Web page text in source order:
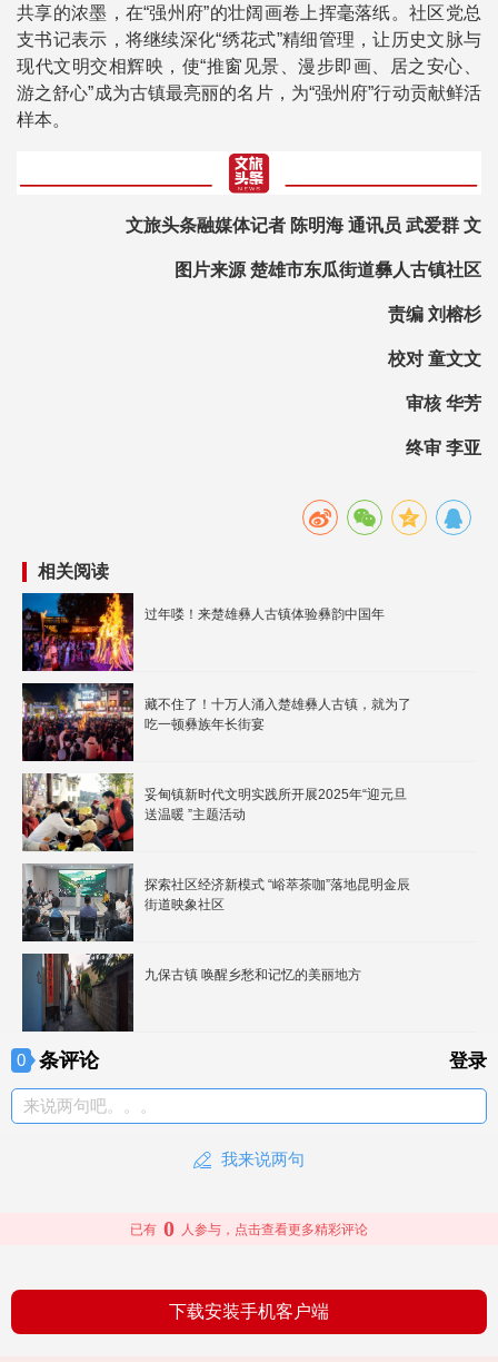
共享的浓墨，在“强州府”的壮阔画卷上挥毫落纸。社区党总
支书记表示，将继续深化“绣花式”精细管理，让历史文脉与
现代文明交相辉映，使“推窗见景、漫步即画、居之安心、
游之舒心”成为古镇最亮丽的名片，为“强州府”行动贡献鲜活
样本。
文旅头条融媒体记者 陈明海 通讯员 武爱群 文
图片来源 楚雄市东瓜街道彝人古镇社区
责编 刘榕杉
校对 童文文
审核 华芳
终审 李亚
相关阅读
过年喽！来楚雄彝人古镇体验彝韵中国年
藏不住了！十万人涌入楚雄彝人古镇，就为了
吃一顿彝族年长街宴
妥甸镇新时代文明实践所开展2025年“迎元旦
送温暖 ”主题活动
探索社区经济新模式 “峪萃茶咖”落地昆明金辰
街道映象社区
九保古镇 唤醒乡愁和记忆的美丽地方
0 条评论 登录
来说两句吧。。。
我来说两句
已有 0 人参与，点击查看更多精彩评论
下载安装手机客户端